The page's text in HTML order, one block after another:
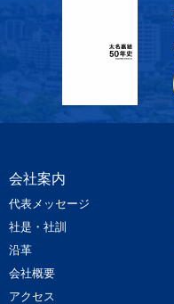
会社案内
代表メッセージ
社是・社訓
沿革
会社概要
アクセス